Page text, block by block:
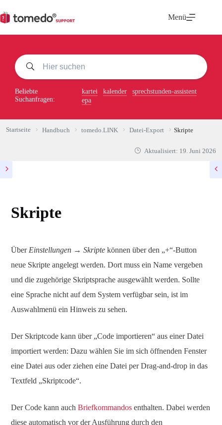
Inhalt
springen
Menü
Beliebte
Suchanfragen:
kartei kalender
sprechstunden-assistent
epa
Startseite Handbuch tomedo.LINK Datei-Export Skripte
Aktualisiert: 19. Juni 2026
Skripte
Über Einstellungen → Skripte können über den „+“-Button
neue Skripte angelegt werden. Dort muss ein Name vergeben
und die zugehörige Skriptsprache ausgewählt werden. Sollte
eine Sprache nicht auf dem System verfügbar sein, ist im
Auswahlmenü ein Hinweis zu sehen.
Der Skriptcode kann über „Code importieren“ aus einer Datei
importiert werden: Dazu wählen Sie im sich öffnenden Fenster
eine Datei aus oder ziehen eine Datei per Drag-and-drop in das
Textfeld „Skriptcode“.
Der Code kann auch Briefkommandos enthalten. Dabei werden
diese automatisch vor der Ausführung durch den